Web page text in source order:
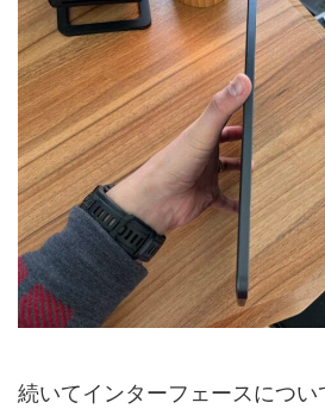
続いてインターフェースについ